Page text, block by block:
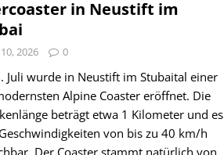
in Neustift im
2026 0
Juli wurde in Neustift im Stubaital einer
Alpine Coaster eröffnet. Die
beträgt etwa 1 Kilometer und es
von bis zu 40 km/h
Der Coaster stammt natürlich von